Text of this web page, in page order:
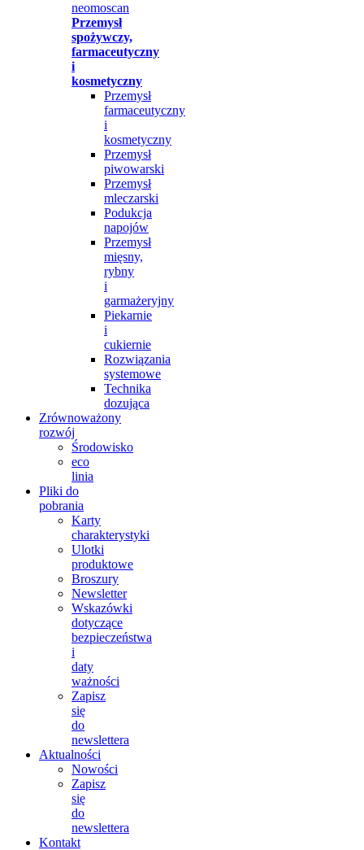
neomoscan
Przemysł
spożywczy,
farmaceutyczny
i
kosmetyczny
Przemysł
farmaceutyczny
i
kosmetyczny
Przemysł
piwowarski
Przemysł
mleczarski
Podukcja
napojów
Przemysł
mięsny,
rybny
i
garmażeryjny
Piekarnie
i
cukiernie
Rozwiązania
systemowe
Technika
dozująca
Zrównoważony
rozwój
Środowisko
eco
linia
Pliki do
pobrania
Karty
charakterystyki
Ulotki
produktowe
Broszury
Newsletter
Wskazówki
dotyczące
bezpieczeństwa
i
daty
ważności
Zapisz
się
do
newslettera
Aktualności
Nowości
Zapisz
się
do
newslettera
Kontakt